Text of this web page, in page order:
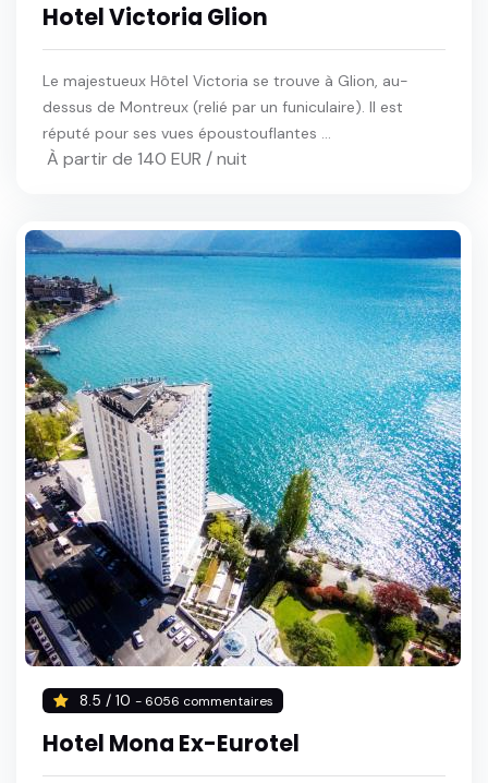
Hotel Victoria Glion
Le majestueux Hôtel Victoria se trouve à Glion, au-
dessus de Montreux (relié par un funiculaire). Il est
réputé pour ses vues époustouflantes ...
À partir de 140 EUR / nuit
8.5 / 10 - 6056 commentaires
Hotel Mona Ex-Eurotel